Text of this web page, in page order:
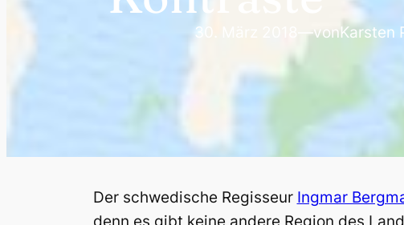
30. März 2018 —vonKarsten
Der schwedische Regisseur Ingmar